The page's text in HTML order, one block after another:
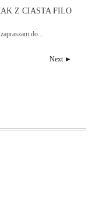
Z CIASTA FILO
do...
Next ►